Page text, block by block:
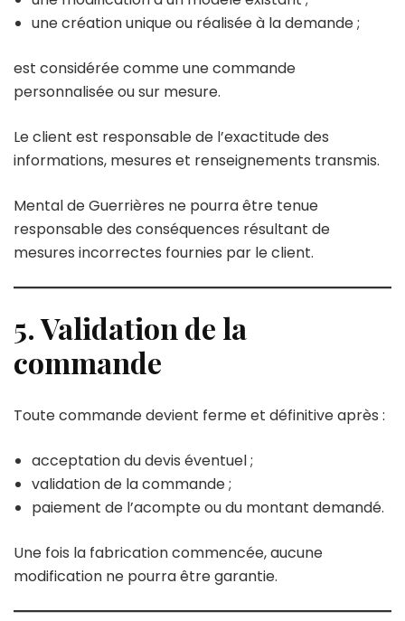
une création unique ou réalisée à la demande ;
est considérée comme une commande
personnalisée ou sur mesure.
Le client est responsable de l’exactitude des
informations, mesures et renseignements transmis.
Mental de Guerrières ne pourra être tenue
responsable des conséquences résultant de
mesures incorrectes fournies par le client.
5. Validation de la
commande
Toute commande devient ferme et définitive après :
acceptation du devis éventuel ;
validation de la commande ;
paiement de l’acompte ou du montant demandé.
Une fois la fabrication commencée, aucune
modification ne pourra être garantie.